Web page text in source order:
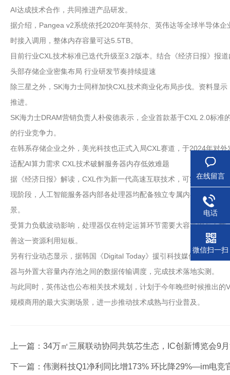
AI达成技术合作，共同推进产品研发。
据介绍，Pangea v2系统依托2020年英特尔、英伟达等全球半导体
时接入调用，整体内存容量可达5.5TB。
目前行业CXL技术标准已迭代升级至3.2版本。结合《经济日报》报
头部存储企业密集布局 行业研发节奏持续提速
除三星之外，SK海力士同样加快CXL技术商业化布局步伐。资料显
推进。
SK海力士DRAM营销负责人朴俊德表示，企业首款基于CXL 2.0标
的行业竞争力。
在韩系存储企业之外，美光科技也正式入局CXL赛道，于2024年对
适配AI算力需求 CXL技术破解服务器内存低效难题
据《经济日报》解读，CXL作为新一代高速互联技术，可实现多组
现阶段，人工智能服务器内部各处理器均配备独立专属内存，硬件
景。
受算力负载波动影响，处理器仅在特定运算环节需要大容量内存支
善这一资源利用短板。
另有行业动态显示，据韩国《Digital Today》援引科技媒体The
器与外置大容量内存池之间的数据传输调度，完成技术落地实测。
与此同时，英伟达也公布相关技术规划，计划于今年晚些时候推出
规模商用的最大实测场景，进一步推动技术成熟与行业普及。
上一篇： 34万㎡三展联动协同共筑芯生态，IC创新博览会9
下一篇： 伟测科技Q1净利同比增173% 环比降29%—im电竞
在线留言
电话
微信扫一扫